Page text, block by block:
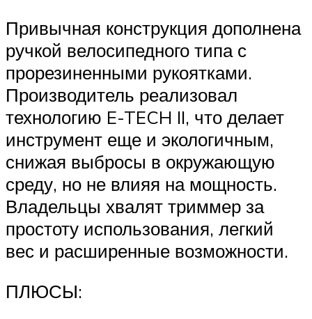
Привычная конструкция дополнена
ручкой велосипедного типа с
прорезиненными рукоятками.
Производитель реализовал
технологию E-TECH II, что делает
инструмент еще и экологичным,
снижая выбросы в окружающую
среду, но не влияя на мощность.
Владельцы хвалят триммер за
простоту использования, легкий
вес и расширенные возможности.
ПЛЮСЫ: